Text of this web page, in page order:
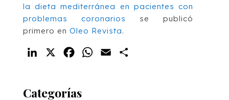
la dieta mediterránea en pacientes con
problemas coronarios
se publicó
primero en Oleo Revista.
LinkedIn FacebookWhatsApp
Email
Categorías